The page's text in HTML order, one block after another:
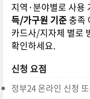
지역·분야별로 사용
득/가구원 기준충족
카드사/지자체 별로
확인하세요.
신청 요점
정부24 온라인 신청